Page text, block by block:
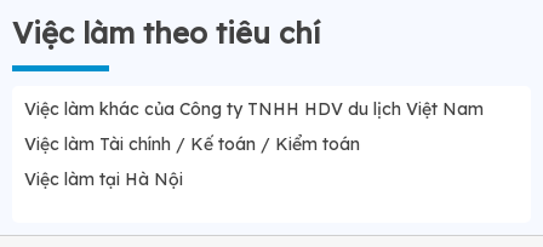
Việc làm theo tiêu chí
Việc làm khác của Công ty TNHH HDV du lịch Việt Nam
Việc làm Tài chính / Kế toán / Kiểm toán
Việc làm tại Hà Nội